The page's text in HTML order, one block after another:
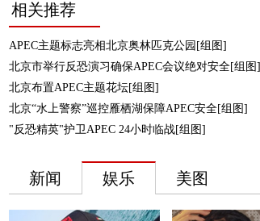
相关推荐
APEC主题标志亮相北京奥林匹克公园[组图]
北京市举行反恐演习确保APEC会议绝对安全[组图]
北京布置APEC主题花坛[组图]
北京“水上警察”巡控雁栖湖保障APEC安全[组图]
"反恐精英"护卫APEC 24小时临战[组图]